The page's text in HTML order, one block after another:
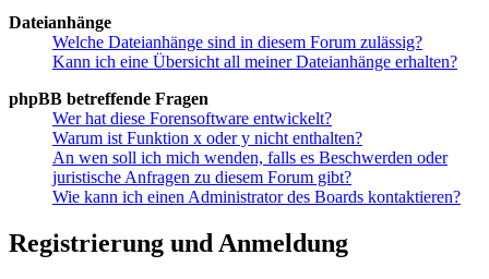
Dateianhänge
Welche Dateianhänge sind in diesem Forum zulässig?
Kann ich eine Übersicht all meiner Dateianhänge erhalten?
phpBB betreffende Fragen
Wer hat diese Forensoftware entwickelt?
Warum ist Funktion x oder y nicht enthalten?
An wen soll ich mich wenden, falls es Beschwerden oder
juristische Anfragen zu diesem Forum gibt?
Wie kann ich einen Administrator des Boards kontaktieren?
Registrierung und Anmeldung